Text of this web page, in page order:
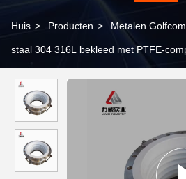
Huis > Producten > Metalen
staal 304 316L bekleed met PTFE-